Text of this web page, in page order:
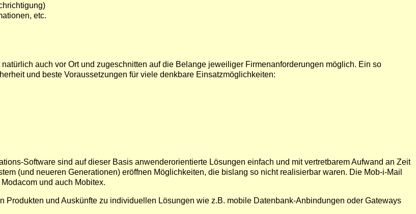
etc.
auch vor Ort und zugeschnitten auf die Belange jeweiliger Firmenanforderungen möglich. Ein so
und beste Voraussetzungen für viele denkbare Einsatzmöglichkeiten:
Software sind auf dieser Basis anwenderorientierte Lösungen einfach und mit vertretbarem Aufwand an Zeit
(und neueren Generationen) eröffnen Möglichkeiten, die bislang so nicht realisierbar waren. Die Mob-i-Mail
und auch Mobitex.
und Auskünfte zu individuellen Lösungen wie z.B. mobile Datenbank-Anbindungen oder Gateways